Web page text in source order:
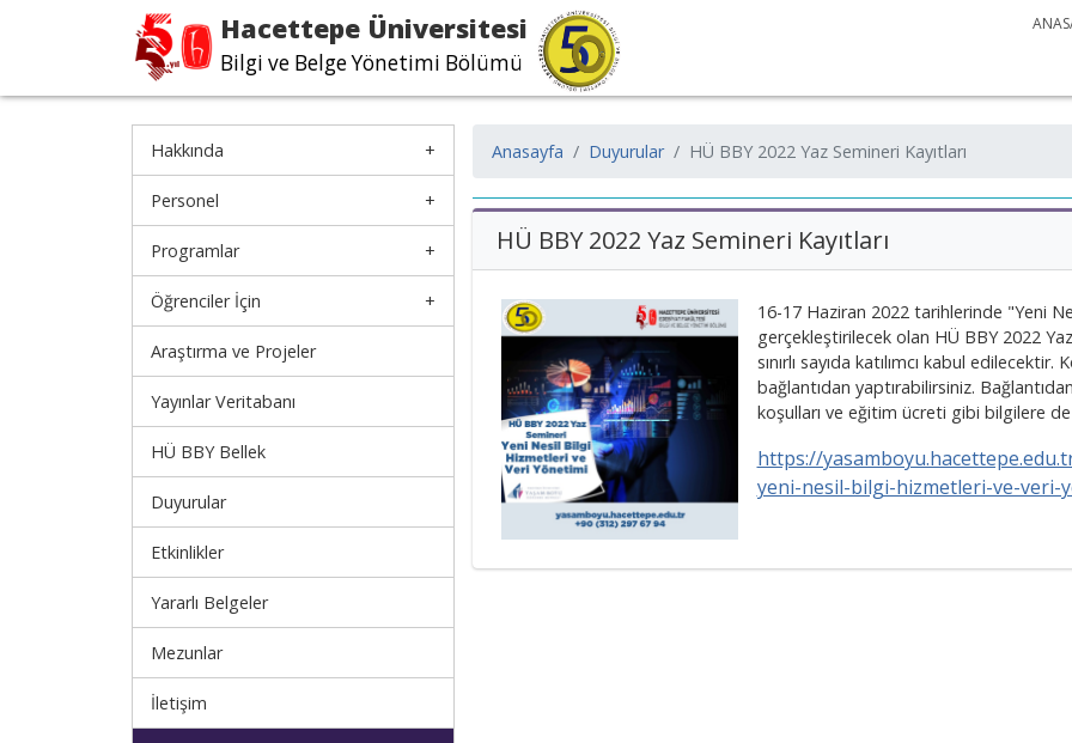
Hacettepe Üniversitesi
Bilgi ve Belge Yönetimi Bölümü
Hakkında
Personel
Programlar
Öğrenciler İçin
Araştırma ve Projeler
Yayınlar Veritabanı
HÜ BBY Bellek
Duyurular
Etkinlikler
Yararlı Belgeler
Mezunlar
İletişim
Anasayfa Duyurular HÜ BBY 2022 Yaz Semineri Kayıtları
HÜ BBY 2022 Yaz Semineri Kayıtları
16-17 Haziran 2022 tarihlerinde "Yeni
gerçekleştirilecek olan HÜ BBY 2022
sınırlı sayıda katılımcı kabul
bağlantıdan yaptırabilirsiniz.
koşulları ve eğitim ücreti gibi bilgilere de
https://
yeni-nesil-bilgi-hizmetleri-ve-veri-